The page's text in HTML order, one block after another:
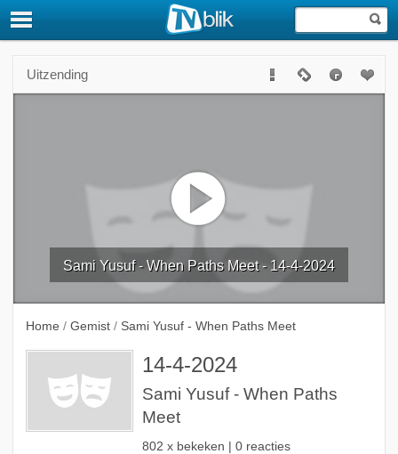
Uitzending
Sami Yusuf - When Paths Meet - 14-4-2024
Home / Gemist / Sami Yusuf - When Paths Meet
14-4-2024
Sami Yusuf - When Paths
Meet
802 x bekeken | 0 reacties